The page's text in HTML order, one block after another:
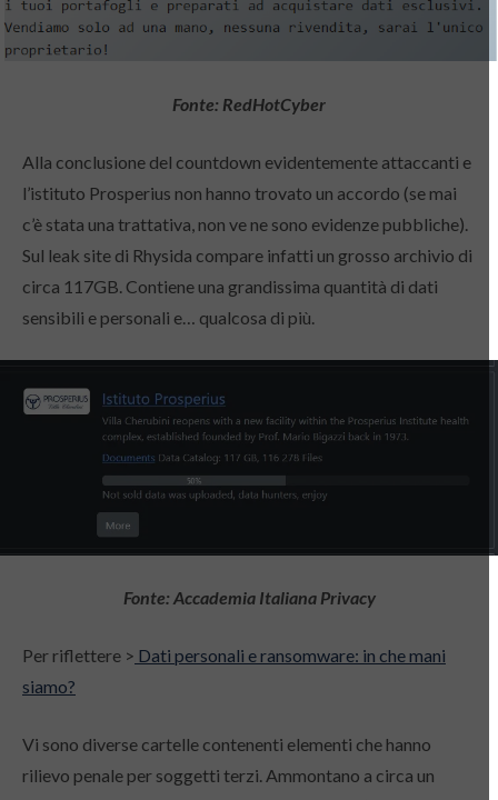
Fonte: RedHotCyber
Alla conclusione del countdown evidentemente attaccanti e
l’istituto Prosperius non hanno trovato un accordo (se mai
c’è stata una trattativa, non ve ne sono evidenze pubbliche).
Sul leak site di Rhysida compare infatti un grosso archivio di
circa 117GB. Contiene una grandissima quantità di dati
sensibili e personali e… qualcosa di più.
Fonte: Accademia Italiana Privacy
Per riflettere > Dati personali e ransomware: in che mani
siamo?
Vi sono diverse cartelle contenenti elementi che hanno
rilievo penale per soggetti terzi. Ammontano a circa un